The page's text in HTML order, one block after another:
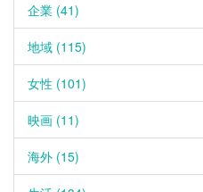
企業 (41)
地域 (115)
女性 (101)
映画 (11)
海外 (15)